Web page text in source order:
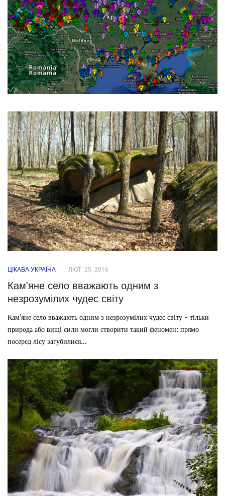
ЦІКАВА УКРАЇНА ЛЮТ. 25, 2016
Кам'яне село вважають одним з
незрозумілих чудес світу
Кам'яне село вважають одним з незрозумілих чудес світу - тільки
природа або вищі сили могли створити такий феномен: прямо
посеред лісу загубилися...